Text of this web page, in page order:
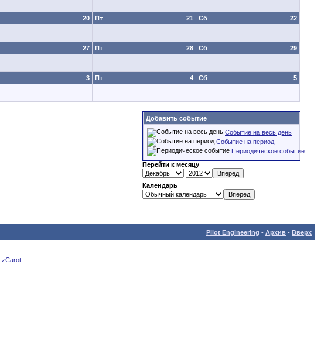
20 21
Пт 22
Сб
27 28
Пт 29
Сб
3 4
Пт 5
Сб
Добавить событие
Событие на весь день
Событие на период
Периодическое событие
Перейти к месяцу
Календарь
Pilot Engineering - Архив - Вверх
zCarot